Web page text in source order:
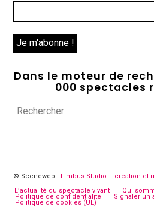
Dans le moteur de
000 spectacles
© Sceneweb |
Limbus Studio – création et
L’actualité du spectacle vivant
Qui
Politique de confidentialité Signaler un
Politique de cookies (UE)